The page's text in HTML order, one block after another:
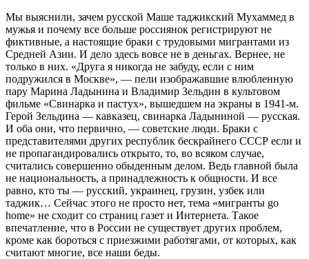
Мы выяснили, зачем русской Маше таджикский Мухаммед в
мужья и почему все больше россиянок регистрируют не
фиктивные, а настоящие браки с трудовыми мигрантами из
Средней Азии. И дело здесь вовсе не в деньгах. Вернее, не
только в них. «Друга я никогда не забуду, если с ним
подружился в Москве», — пели изображавшие влюбленную
пару Марина Ладынина и Владимир Зельдин в культовом
фильме «Свинарка и пастух», вышедшем на экраны в 1941-м.
Герой Зельдина — кавказец, свинарка Ладыниной — русская.
И оба они, что первично, — советские люди. Браки с
представителями других республик бескрайнего СССР если и
не пропагандировались открыто, то, во всяком случае,
считались совершенно обыденным делом. Ведь главной была
не национальность, а принадлежность к общности. И все
равно, кто ты — русский, украинец, грузин, узбек или
таджик… Сейчас этого не просто нет, тема «мигранты go
home» не сходит со страниц газет и Интернета. Такое
впечатление, что в России не существует других проблем,
кроме как бороться с приезжими работягами, от которых, как
считают многие, все наши беды.